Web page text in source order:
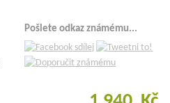
Pošlete odkaz známému...